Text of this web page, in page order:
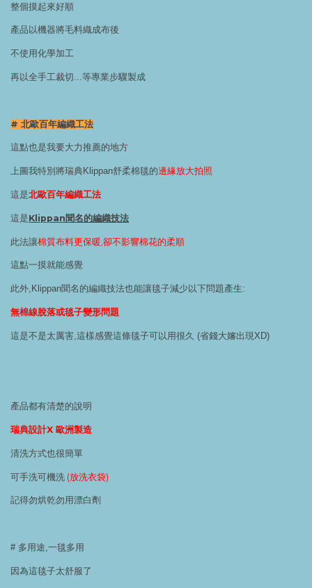
整個摸起來好順
產品以機器將毛料織成布後
不使用化學加工
再以全手工裁切...等專業步驟製成
# 北歐百年編織工法
這點也是我要大力推薦的地方
上圖我特別將瑞典Klippan舒柔棉毯的邊緣放大拍照
這是北歐百年編織工法
這是Klippan聞名的編織技法
此法讓棉質布料更保暖,卻不影響棉花的柔順
這點一摸就能感覺
此外,Klippan聞名的編織技法也能讓毯子減少以下問題產生:
無棉線脫落或毯子變形問題
這是不是太厲害,這樣感覺這條毯子可以用很久 (省錢大嬸出現XD)
產品都有清楚的說明
瑞典設計X 歐洲製造
清洗方式也很簡單
可手洗可機洗 (放洗衣袋)
記得勿烘乾勿用漂白劑
# 多用途,一毯多用
因為這毯子太舒服了